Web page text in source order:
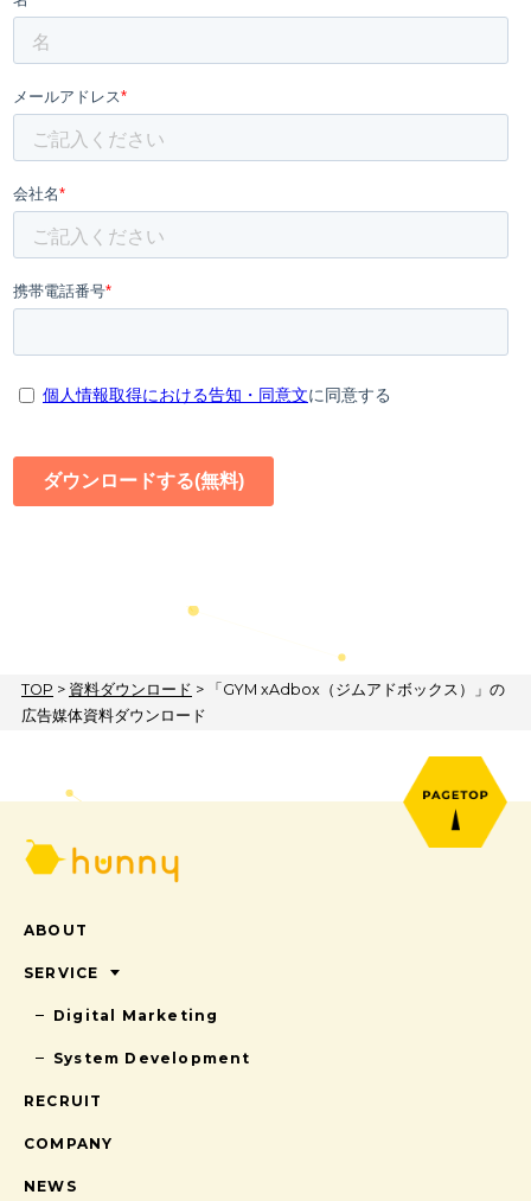
TOP >資料ダウンロード
ABOUT
SERVICE
Digital Marketing
System Development
RECRUIT
COMPANY
NEWS